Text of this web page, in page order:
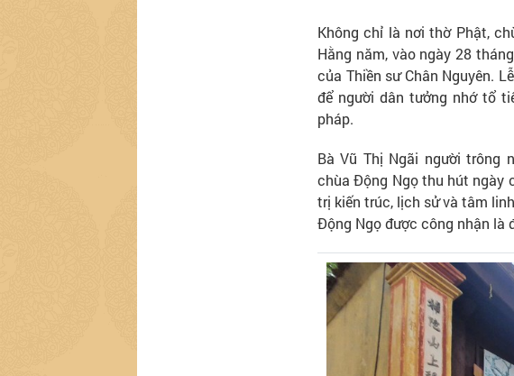
Không chỉ là nơi thờ Phật,
Hằng năm, vào ngày 28
của Thiền sư Chân Nguyên.
để người dân tưởng nhớ tổ
pháp.
Bà Vũ Thị Ngãi người trông
chùa Động Ngọ thu hút ngày
trị kiến trúc, lịch sử và tâm
Động Ngọ được công nhận là